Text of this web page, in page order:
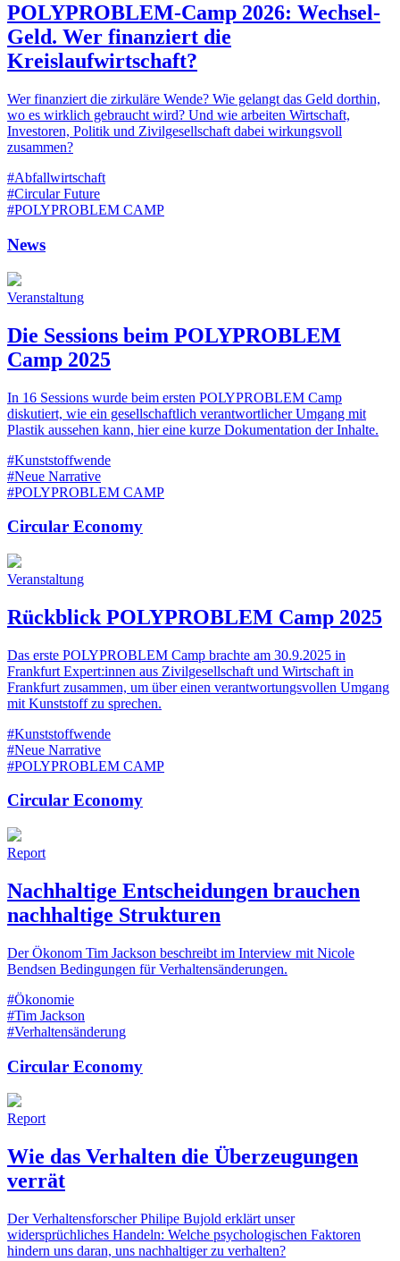
POLYPROBLEM-Camp 2026: Wechsel-
Geld. Wer finanziert die
Kreislaufwirtschaft?
Wer finanziert die zirkuläre Wende? Wie gelangt das Geld dorthin,
wo es wirklich gebraucht wird? Und wie arbeiten Wirtschaft,
Investoren, Politik und Zivilgesellschaft dabei wirkungsvoll
zusammen?
#Abfallwirtschaft
#Circular Future
#POLYPROBLEM CAMP
News
Veranstaltung
Die Sessions beim POLYPROBLEM
Camp 2025
In 16 Sessions wurde beim ersten POLYPROBLEM Camp
diskutiert, wie ein gesellschaftlich verantwortlicher Umgang mit
Plastik aussehen kann, hier eine kurze Dokumentation der Inhalte.
#Kunststoffwende
#Neue Narrative
#POLYPROBLEM CAMP
Circular Economy
Veranstaltung
Rückblick POLYPROBLEM Camp 2025
Das erste POLYPROBLEM Camp brachte am 30.9.2025 in
Frankfurt Expert:innen aus Zivilgesellschaft und Wirtschaft in
Frankfurt zusammen, um über einen verantwortungsvollen Umgang
mit Kunststoff zu sprechen.
#Kunststoffwende
#Neue Narrative
#POLYPROBLEM CAMP
Circular Economy
Report
Nachhaltige Entscheidungen brauchen
nachhaltige Strukturen
Der Ökonom Tim Jackson beschreibt im Interview mit Nicole
Bendsen Bedingungen für Verhaltensänderungen.
#Ökonomie
#Tim Jackson
#Verhaltensänderung
Circular Economy
Report
Wie das Verhalten die Überzeugungen
verrät
Der Verhaltensforscher Philipe Bujold erklärt unser
widersprüchliches Handeln: Welche psychologischen Faktoren
hindern uns daran, uns nachhaltiger zu verhalten?